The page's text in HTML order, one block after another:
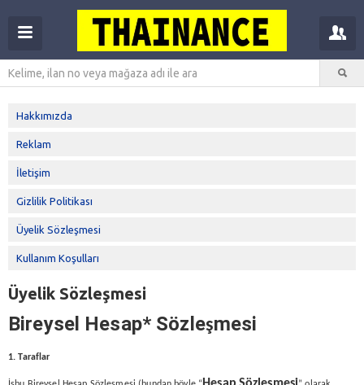
Hakkımızda
Reklam
İletişim
Gizlilik Politikası
Üyelik Sözleşmesi
Kullanım Koşulları
Üyelik Sözleşmesi
Bireysel Hesap* Sözleşmesi
1. Taraflar